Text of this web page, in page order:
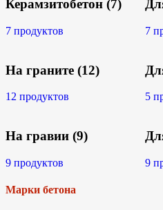
Керамзитобетон (7)
7 продуктов
На граните (12)
12 продуктов
На гравии (9)
9 продуктов
7
5
9
Марки бетона